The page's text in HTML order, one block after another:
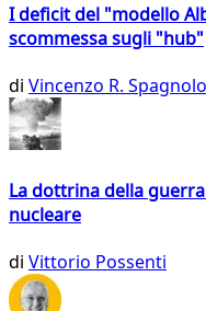
I deficit del "modello
scommessa sugli "hub"
di Vincenzo R. Spagnolo
La dottrina della
nucleare
di Vittorio Possenti